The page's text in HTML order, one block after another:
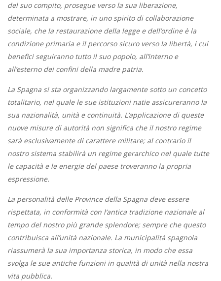
del suo compito, prosegue verso la sua liberazione,
determinata a mostrare, in uno spirito di collaborazione
sociale, che la restaurazione della legge e dell’ordine è la
condizione primaria e il percorso sicuro verso la libertà, i cui
benefici seguiranno tutto il suo popolo, all’interno e
all’esterno dei confini della madre patria.
La Spagna si sta organizzando largamente sotto un concetto
totalitario, nel quale le sue istituzioni natie assicureranno la
sua nazionalità, unità e continuità. L’applicazione di queste
nuove misure di autorità non significa che il nostro regime
sarà esclusivamente di carattere militare; al contrario il
nostro sistema stabilirà un regime gerarchico nel quale tutte
le capacità e le energie del paese troveranno la propria
espressione.
La personalità delle Province della Spagna deve essere
rispettata, in conformità con l’antica tradizione nazionale al
tempo del nostro più grande splendore; sempre che questo
contribuisca all’unità nazionale. La municipalità spagnola
riassumerà la sua importanza storica, in modo che essa
svolga le sue antiche funzioni in qualità di unità nella nostra
vita pubblica.